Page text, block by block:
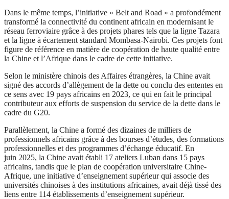
Dans le même temps, l’initiative « Belt and Road » a profondément
transformé la connectivité du continent africain en modernisant le
réseau ferroviaire grâce à des projets phares tels que la ligne Tazara
et la ligne à écartement standard Mombasa-Nairobi. Ces projets font
figure de référence en matière de coopération de haute qualité entre
la Chine et l’Afrique dans le cadre de cette initiative.
Selon le ministère chinois des Affaires étrangères, la Chine avait
signé des accords d’allègement de la dette ou conclu des ententes en
ce sens avec 19 pays africains en 2023, ce qui en fait le principal
contributeur aux efforts de suspension du service de la dette dans le
cadre du G20.
Parallèlement, la Chine a formé des dizaines de milliers de
professionnels africains grâce à des bourses d’études, des formations
professionnelles et des programmes d’échange éducatif. En
juin 2025, la Chine avait établi 17 ateliers Luban dans 15 pays
africains, tandis que le plan de coopération universitaire Chine-
Afrique, une initiative d’enseignement supérieur qui associe des
universités chinoises à des institutions africaines, avait déjà tissé des
liens entre 114 établissements d’enseignement supérieur.